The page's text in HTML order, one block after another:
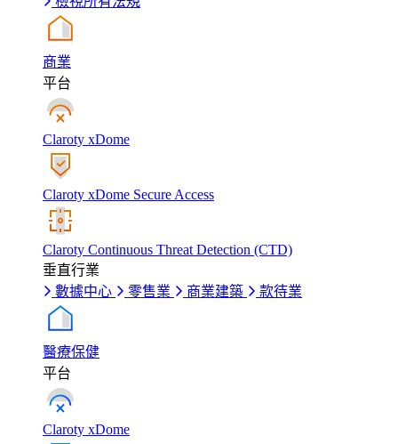
商業
平台
Claroty xDome
Claroty xDome Secure Access
Claroty Continuous Threat Detection (CTD)
垂直行業
數據中心
零售業 商業建築 款待業
醫療保健
平台
Claroty xDome